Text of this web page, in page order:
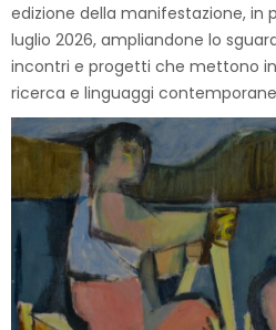
edizione della manifestazione, in
luglio 2026, ampliandone lo
incontri e progetti che mettono
ricerca e linguaggi